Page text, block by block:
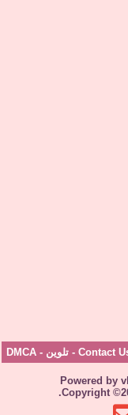
- تلوين -
DMCA
Powered by
Copyright